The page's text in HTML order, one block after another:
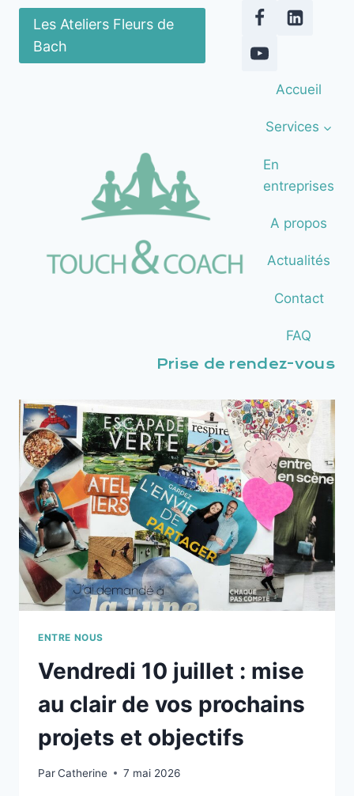
Aller
contenu
Les Ateliers Fleurs de
Bach
Accueil
Services
En
entreprises
A propos
Actualités
Contact
FAQ
Prise de rendez-vous
ENTRE NOUS
Vendredi 10 juillet : mise
au clair de vos prochains
projets et objectifs
ParCatherine 7 mai 2026